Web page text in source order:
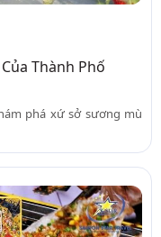
Thành Phố
phá xứ sở sương mù